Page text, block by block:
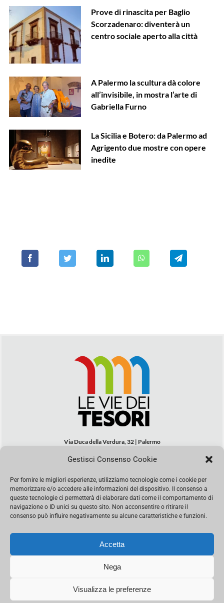
Gestisci Consenso Cookie
Per fornire le migliori esperienze, utilizziamo tecnologie come i cookie per
memorizzare e/o accedere alle informazioni del dispositivo. Il consenso a
queste tecnologie ci permetterà di elaborare dati come il comportamento di
navigazione o ID unici su questo sito. Non acconsentire o ritirare il
consenso può influire negativamente su alcune caratteristiche e funzioni.
Accetta
Nega
Visualizza le preferenze
Prove di rinascita per Baglio
Scorzadenaro: diventerà un
centro sociale aperto alla città
A Palermo la scultura dà colore
all’invisibile, in mostra l’arte di
Gabriella Furno
La Sicilia e Botero: da Palermo ad
Agrigento due mostre con opere
inedite
Via Duca della Verdura, 32 | Palermo
info@leviedeitesori.it
Direttore ResponsabileMarcello Barbaro– Aut. del tribunale di
Palermo n. 19 del 2017 iscrizione al roc numero 37003 Editore
Porta Felice Srl. Sede legale: Via Libertà 93 – 90143 Palermo
Società iscritta alla Camera di Commercio di Palermo Ufficio
065228208251 Capitale 10000 euro IV
© Copyright Porta Felice | Le Vie dei Tesori. Tutti i diritti riservati |Privacy Policy